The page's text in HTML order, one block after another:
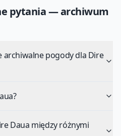
pytania — archiwum
archiwalne pogody dla Dire
Daua między różnymi